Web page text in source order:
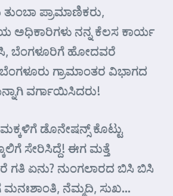
ಪ್ರಾಮಾಣಿಕರು,
ಅಧಿಕಾರಿಗಳು ನನ್ನ ಕೆಲಸ ಕಾರ್ಯ
ಬೆಂಗಳೂರಿಗೆ ಹೋದವರೆ
ಗ್ರಾಮಾಂತರ ವಿಭಾಗದ
ವರ್ಗಾಯಿಸಿದರು!
ಡೊನೇಷನ್ಸ್ ಕೊಟ್ಟು
ಸೇರಿಸಿದ್ದೆ! ಈಗ ಮತ್ತೆ
ಗತಿ ಏನು? ನುಂಗಲಾರದ ಬಿಸಿ ಬಿಸಿ
ಮನಃಶಾಂತಿ, ನೆಮ್ಮದಿ, ಸುಖ…